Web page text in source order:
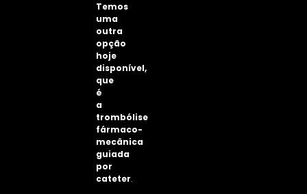
Temos
uma
outra
opção
hoje
disponível,
que
é
a
trombólise
fármaco-
mecânica
guiada
por
cateter.